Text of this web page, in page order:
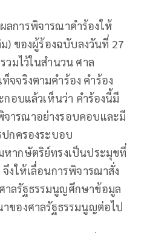
ลการพิจารณาคำร้องให้
) ของผู้ร้องฉบับลงวันที่ 27
วมไว้ในสำนวน ศาล
จริงตามคำร้อง คำร้อง
กอบแล้วเห็นว่า คำร้องนี้มี
ารณาอย่างรอบคอบและมี
ปกครองระบอบ
ากษัตริย์ทรงเป็นประมุขที่
งให้เลื่อนการพิจารณาสั่ง
าลรัฐธรรมนูญศึกษาข้อมูล
ของศาลรัฐธรรมนูญต่อไป